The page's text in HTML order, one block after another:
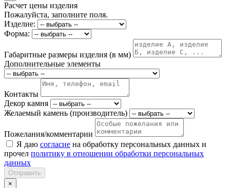
Расчет цены изделия
Пожалуйста, заполните поля.
Изделие:
Форма:
Габаритные размеры изделия (в мм)
Дополнительные элементы
Контакты
Декор камня
Желаемый камень (производитель)
Пожелания/комментарии
Я даю согласие на обработку персональных данных и
прочел политику в отношении обработки персональных
данных
Отправить
×